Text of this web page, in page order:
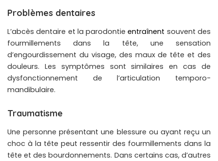
Problèmes dentaires
L’abcès dentaire et la parodontieentraînent souvent des
fourmillements dans la tête, une sensation
d’engourdissement du visage, des maux de tête et des
douleurs. Les symptômes sont similaires en cas de
dysfonctionnement de l’articulation temporo-
mandibulaire.
Traumatisme
Une personne présentant une blessure ou ayant reçu un
choc à la tête peut ressentir des fourmillements dans la
tête et des bourdonnements. Dans certains cas, d’autres